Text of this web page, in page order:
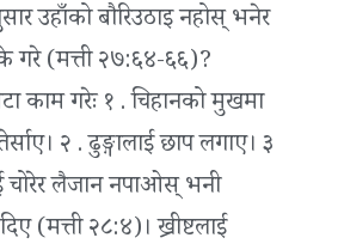
उहाँको बौरिउठाइ नहोस् भनेर
गरे (मत्ती २७:६४-६६)?
काम गरेः १ . चिहानको मुखमा
२ . ढुङ्गालाई छाप लगाए। ३
चोरेर लैजान नपाओस् भनी
(मत्ती २८:४)। ख्रीष्टलाई